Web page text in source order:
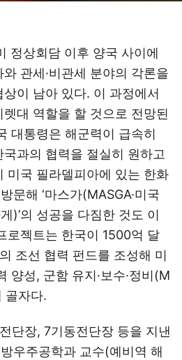
정상회담 이후 양국 사이에
관세·비관세 분야의 각론을
이 남아 있다. 이 과정에서
대 역할을 할 것으로 전망된
대통령은 해군력이 급속히
과의 협력을 절실히 원하고
미국 필라델피아에 있는 한화
문해 ‘마스가(MASGA·미국
)’의 성공을 다짐한 것도 이
로젝트는 한국이 1500억 달
조선 협력 펀드를 조성해 미
양성, 군함 유지·보수·정비(M
골자다.
단장, 7기동전단장 등을 지낸
우주공학과 교수(예비역 해